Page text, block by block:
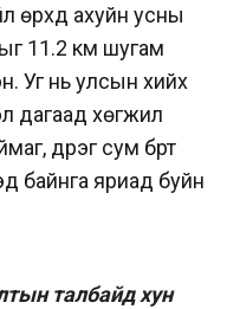
өрхүүд ахуйн усны
11.2 км шугам
Уг нь улсын хийх
дагаад хөгжил
дүүрэг сум бүрт
байнга яриад буйн
талбайд хун